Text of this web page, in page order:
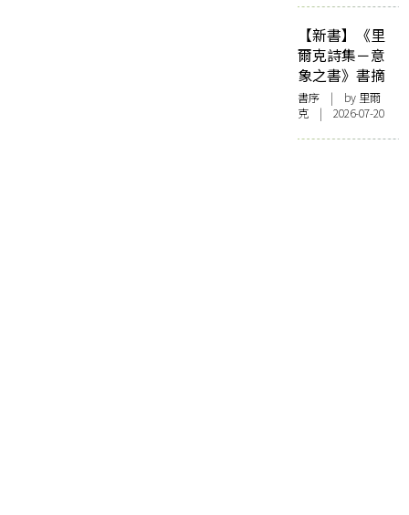
【新書】《里
爾克詩集－意
象之書》書摘
書序 | by 里爾
克 | 2026-07-20